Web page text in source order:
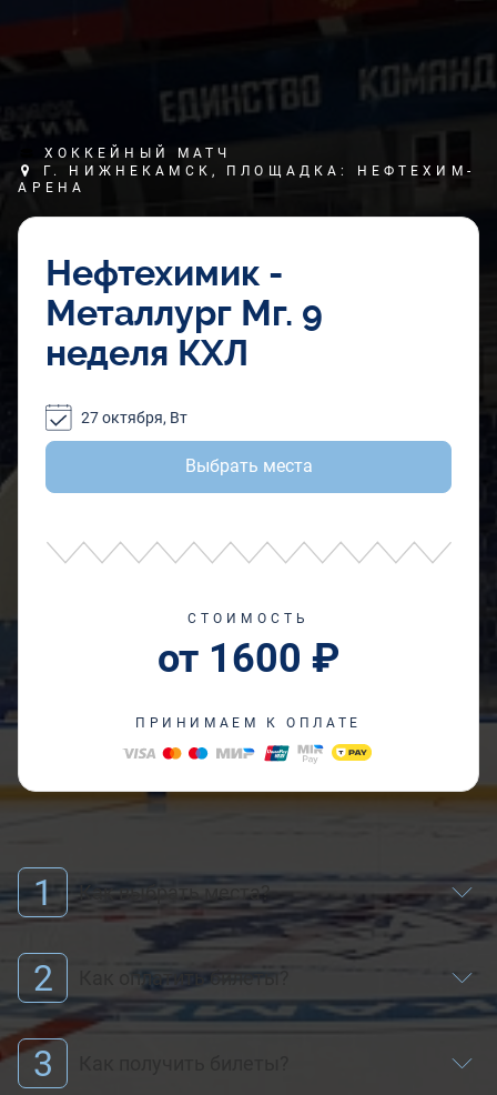
ХОККЕЙНЫЙ МАТЧ
Г. НИЖНЕКАМСК, ПЛОЩАДКА: НЕФТЕХИМ-
АРЕНА
Нефтехимик -
Металлург Мг. 9
неделя КХЛ
Выбрать места
27 октября, Вт
СТОИМОСТЬ
от 1600 ₽
ПРИНИМАЕМ К ОПЛАТЕ
1 Как выбрать места?
2 Как оплатить билеты?
3